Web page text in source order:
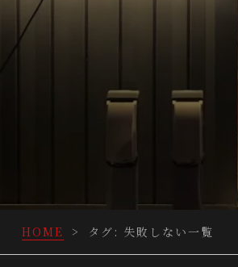
HOME > タグ: 失敗しない 一覧